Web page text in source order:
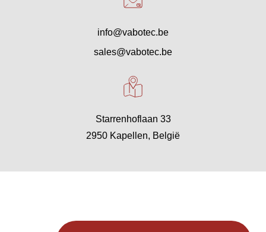
info@vabotec.be
sales@vabotec.be
Starrenhoflaan 33
2950 Kapellen, België